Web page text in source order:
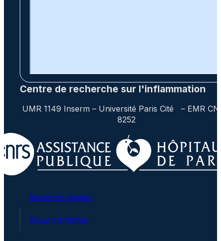
Centre de recherche sur l'inflammation
UMR 1149 Inserm – Université Paris Cité – EMR
8252
Mentions légales
Nous contacter